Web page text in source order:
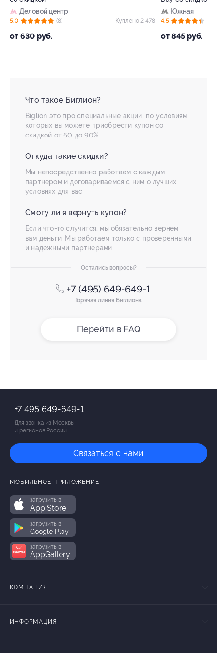
2 478
Южная
от 845 руб.
4.5 Куплено 18 399
от 1
Что такое Биглион?
Biglion это про специальные акции, по условиям
которых вы можете приобрести купон со
скидкой от 50 до 90%
Откуда такие скидки?
Мы непосредственно работаем с каждым
партнером и договариваемся с ним о лучших
условиях для вас
Смогу ли я вернуть купон?
Если что-то случится, мы обязательно вернем
вам деньги. Мы работаем только с проверенными
и надежными партнерами
Остались вопросы?
+7 (495) 649-649-1
Горячая линия Биглиона
Перейти в FAQ
+7 495 649-649-1
Для звонка из Москвы
и регионов России
Связаться с нами
МОБИЛЬНОЕ ПРИЛОЖЕНИЕ
загрузить в
App Store
загрузить в
Google Play
загрузить в
AppGallery
КОМПАНИЯ
ИНФОРМАЦИЯ